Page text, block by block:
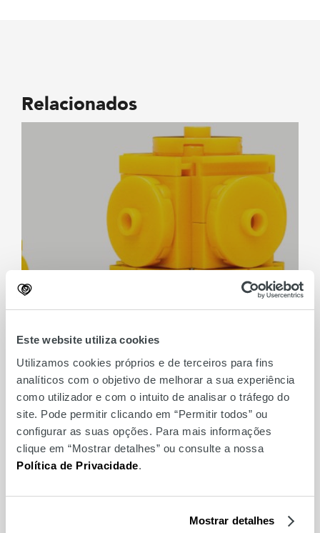
Este website utiliza cookies
Utilizamos cookies próprios e de terceiros para fins
analíticos com o objetivo de melhorar a sua experiência
como utilizador e com o intuito de analisar o tráfego do
site. Pode permitir clicando em “Permitir todos” ou
configurar as suas opções. Para mais informações
clique em “Mostrar detalhes” ou consulte a nossa
Política de Privacidade.
Mostrar detalhes
Relacionados
Mundial FNAC